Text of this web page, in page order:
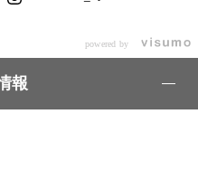
powered by
報